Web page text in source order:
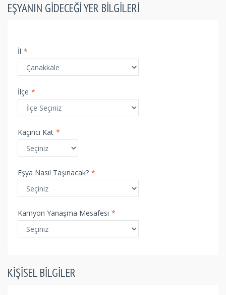
EŞYANIN GIDECEĞI YER BILGILERI
İl *
İlçe *
Kaçıncı Kat *
Eşya Nasıl Taşınacak? *
Kamyon Yanaşma Mesafesi *
KIŞISEL BILGILER